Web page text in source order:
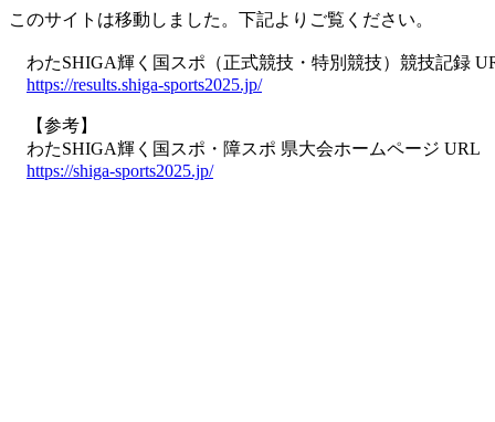
このサイトは移動しました。下記よりご覧ください。
わたSHIGA輝く国スポ（正式競技・特別競技）競技記録
https://results.shiga-sports2025.jp/
【参考】
わたSHIGA輝く国スポ・障スポ 県大会ホームページ URL
https://shiga-sports2025.jp/